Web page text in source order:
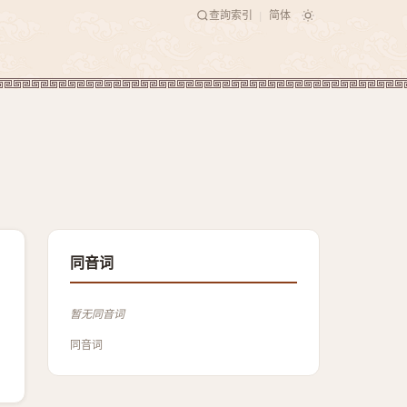
查詢索引 简体
同音词
暂无同音词
同音词